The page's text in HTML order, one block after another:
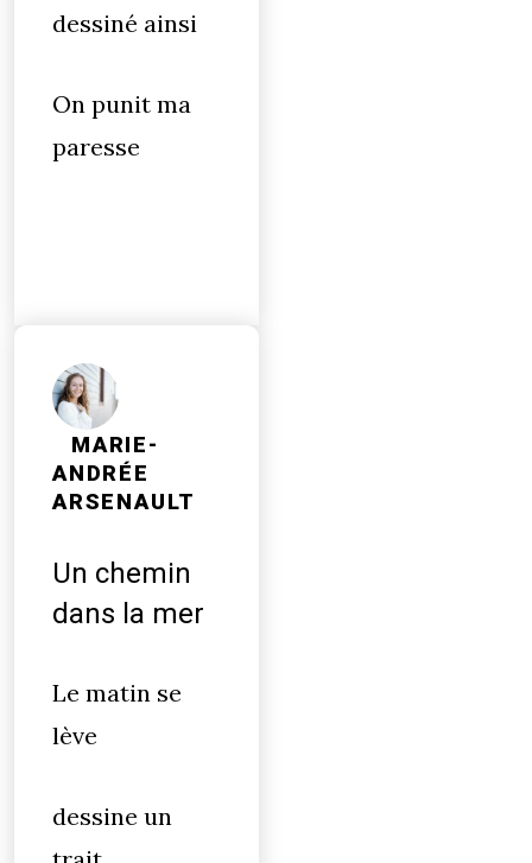
dessiné ainsi
On punit ma
paresse
MARIE-
ANDRÉE
ARSENAULT
Un chemin
dans la mer
Le matin se
lève
dessine un